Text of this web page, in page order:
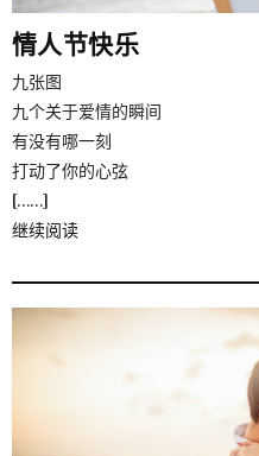
情人节快乐
九张图
九个关于爱情的瞬间
有没有哪一刻
打动了你的心弦
[……]
继续阅读